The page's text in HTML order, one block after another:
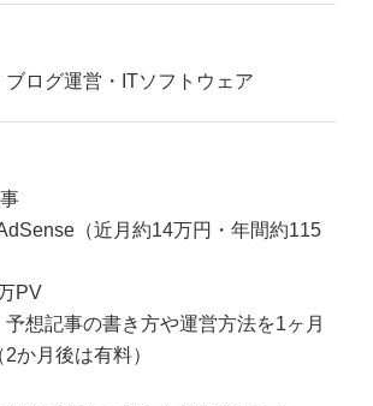
ブログ運営・ITソフトウェア
（近月約14万円・年間約115
PV
想記事の書き方や運営方法を1ヶ月
か月後は有料）